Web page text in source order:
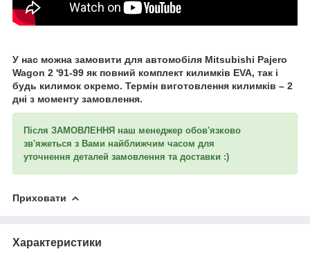
У нас можна замовити для автомобіля Mitsubishi Pajero
Wagon 2 '91-99 як повний комплект килимків EVA, так і
будь килимок окремо. Термін виготовлення килимків – 2
дні з моменту замовлення.
Після ЗАМОВЛЕННЯ наш менеджер обов'язково
зв'яжеться з Вами найближчим часом для
уточнення деталей замовлення та доставки :)
Приховати
Характеристики